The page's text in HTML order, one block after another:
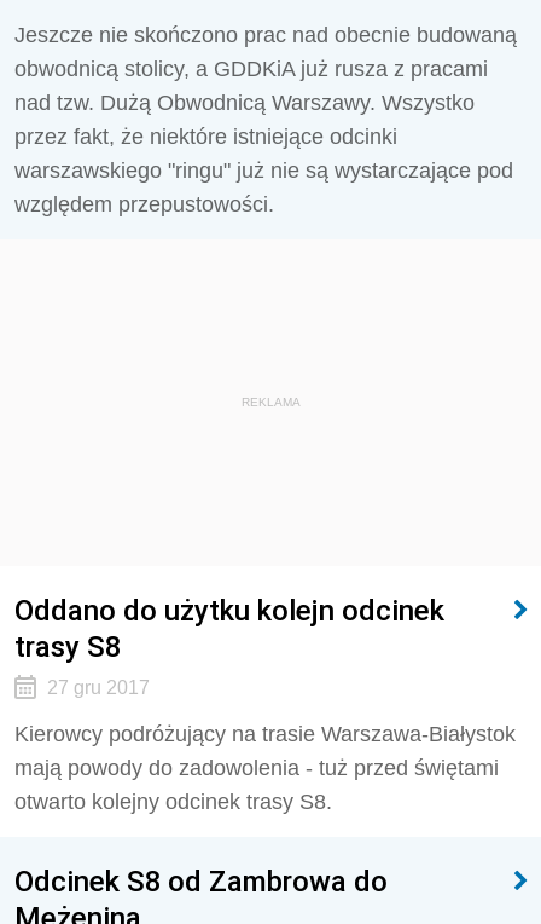
Jeszcze nie skończono prac nad obecnie budowaną
obwodnicą stolicy, a GDDKiA już rusza z pracami
nad tzw. Dużą Obwodnicą Warszawy. Wszystko
przez fakt, że niektóre istniejące odcinki
warszawskiego "ringu" już nie są wystarczające pod
względem przepustowości.
REKLAMA
Oddano do użytku kolejn odcinek
trasy S8
27 gru 2017
Kierowcy podróżujący na trasie Warszawa-Białystok
mają powody do zadowolenia - tuż przed świętami
otwarto kolejny odcinek trasy S8.
Odcinek S8 od Zambrowa do